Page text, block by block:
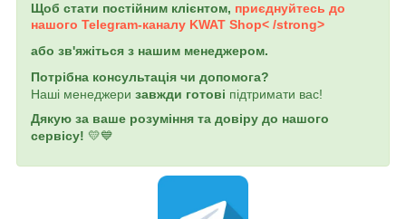
Щоб стати постійним клієнтом, приєднуйтесь до
нашого Telegram-каналу KWAT Shop< /strong>
або зв'яжіться з нашим менеджером.
Потрібна консультація чи допомога?
Наші менеджери завжди готові підтримати вас!
Дякую за ваше розуміння та довіру до нашого
сервісу! 💛💙